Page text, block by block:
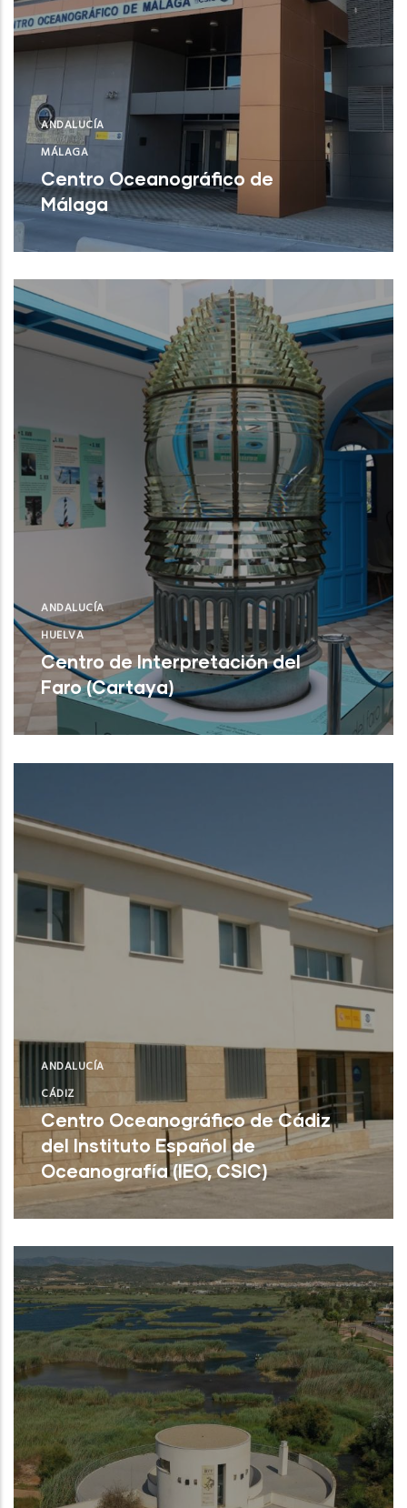
ANDALUCÍA
MÁLAGA
Centro Oceanográfico de
Málaga
Centro Oceanográfico de MálagaNUEVO
ANDALUCÍA
HUELVA
Centro de Interpretación del
Faro (Cartaya)
Centro de Interpretación del Faro
(Cartaya)NUEVO
ANDALUCÍA
CÁDIZ
Centro Oceanográfico de Cádiz
del Instituto Español de
Oceanografía (IEO, CSIC)
Cádiz (Cádiz)NUEVO